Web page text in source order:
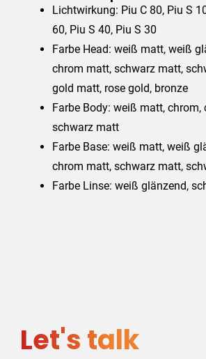
Lichtwirkung: Piu C 80, Piu S
60, Piu S 40, Piu S 30
Farbe Head: weiß matt, weiß
chrom matt, schwarz matt,
gold matt, rose gold, bronze
Farbe Body: weiß matt, chrom,
schwarz matt
Farbe Base: weiß matt, weiß
chrom matt, schwarz matt,
Farbe Linse: weiß glänzend,
Let's talk